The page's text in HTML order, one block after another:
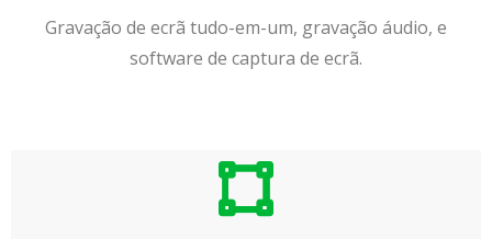
Gravação de ecrã tudo-em-um, gravação áudio, e
software de captura de ecrã.